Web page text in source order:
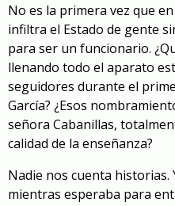
No es la primera vez que
infiltra el Estado de gente
para ser un funcionario.
llenando todo el aparato
seguidores durante el
García? ¿Esos
señora Cabanillas,
calidad de la enseñanza?
Nadie nos cuenta historias.
mientras esperaba para